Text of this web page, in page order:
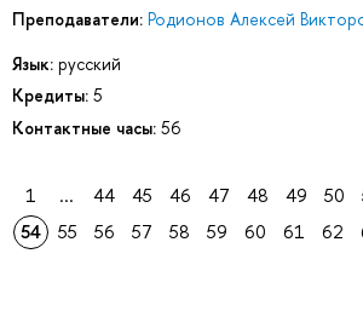
Преподаватели: Родионов Алексей
Язык: русский
Кредиты: 5
Контактные часы: 56
1 ... 44 45 46 47 48 49 50
54
55 56 57 58 59 60 61 62